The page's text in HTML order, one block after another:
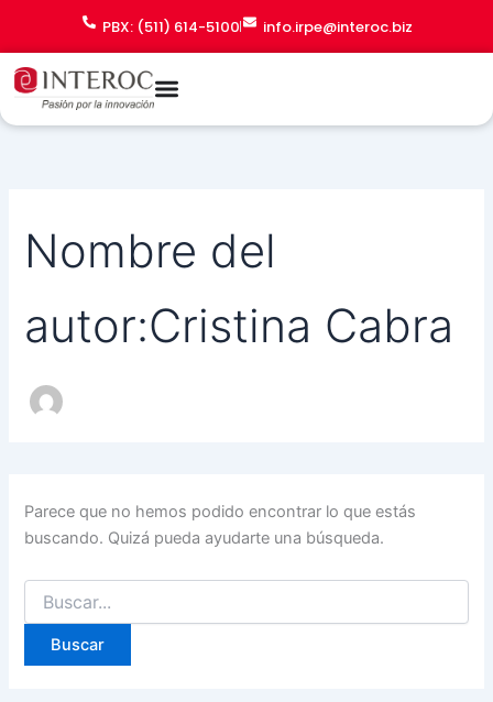
contenido
PBX: (511) 614-5100 info.irpe@interoc.biz
Nombre del
autor:Cristina Cabra
Parece que no hemos podido encontrar lo que estás
buscando. Quizá pueda ayudarte una búsqueda.